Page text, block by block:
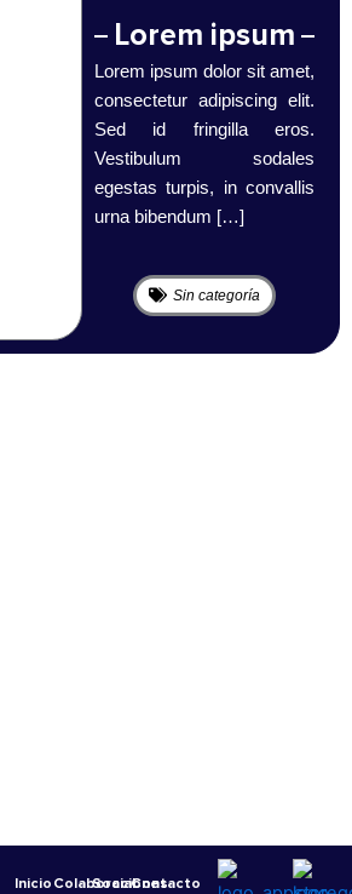
Lorem ipsum
Lorem ipsum dolor sit amet,
consectetur adipiscing elit.
Sed id fringilla eros.
Vestibulum sodales
egestas turpis, in convallis
urna bibendum […]
Sin categoría
Inicio Colaboraciones
SocialContacto